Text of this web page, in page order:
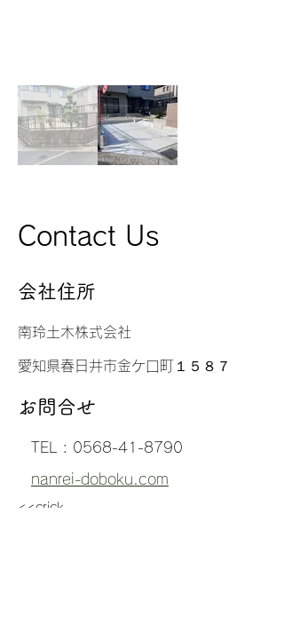
Contact Us
​会社住所
南玲土木株式会社
愛知県春日井市金ケ口町１５８７
お問合せ
TEL : 0568-41-8790
nanrei-doboku.com
<<crick